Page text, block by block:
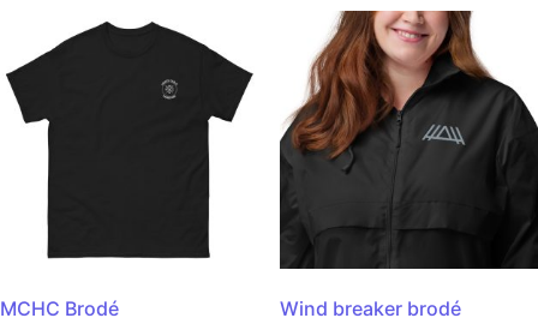
MCHC Brodé Wind breaker brodé